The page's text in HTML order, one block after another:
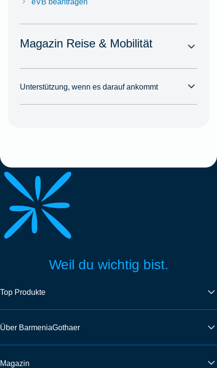
Magazin Reise & Mobilität
Unterstützung, wenn es darauf ankommt
Weil du wichtig bist.
Top Produkte
Über BarmeniaGothaer
Magazin